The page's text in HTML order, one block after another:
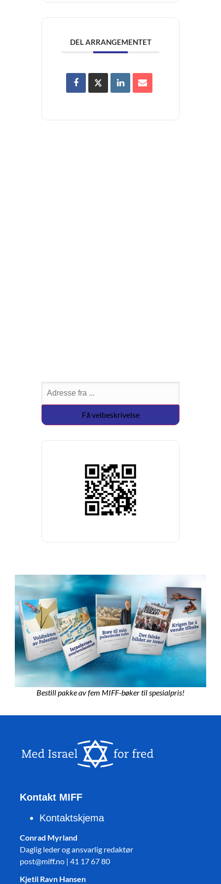
DEL ARRANGEMENTET
Bestill pakke av fem MIFF-bøker til spesialpris!
Kontakt MIFF
Kontaktskjema
Conrad Myrland
Daglig leder og ansvarlig redaktør
post@miff.no | 41 17 67 80
Kjetil Ravn Hansen